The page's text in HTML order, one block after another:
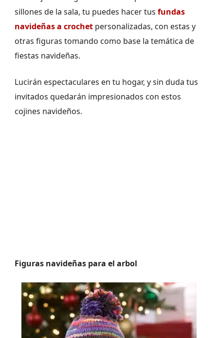
sillones de la sala, tu puedes hacer tus fundas
navideñas a crochet personalizadas, con estas y
otras figuras tomando como base la temática de
fiestas navideñas.
Lucirán espectaculares en tu hogar, y sin duda tus
invitados quedarán impresionados con estos
cojines navideños.
Figuras navideñas para el arbol